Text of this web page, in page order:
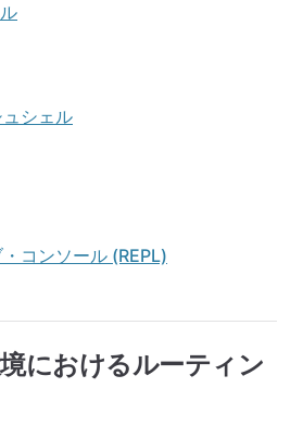
シェル
コンソール (REPL)
におけるルーティン